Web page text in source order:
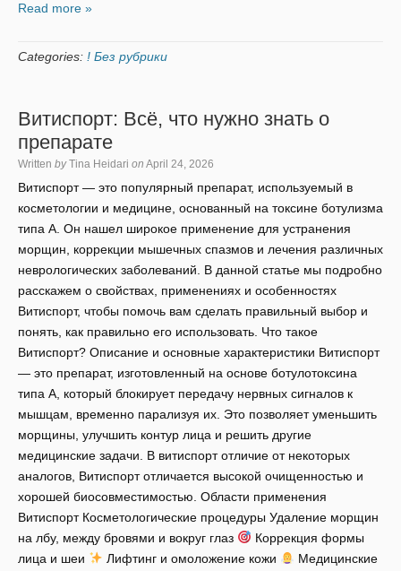
Read more »
Categories: ! Без рубрики
Витиспорт: Всё, что нужно знать о
препарате
Written by Tina Heidari on April 24, 2026
Витиспорт — это популярный препарат, используемый в
косметологии и медицине, основанный на токсине ботулизма
типа А. Он нашел широкое применение для устранения
морщин, коррекции мышечных спазмов и лечения различных
неврологических заболеваний. В данной статье мы подробно
расскажем о свойствах, применениях и особенностях
Витиспорт, чтобы помочь вам сделать правильный выбор и
понять, как правильно его использовать. Что такое
Витиспорт? Описание и основные характеристики Витиспорт
— это препарат, изготовленный на основе ботулотоксина
типа А, который блокирует передачу нервных сигналов к
мышцам, временно парализуя их. Это позволяет уменьшить
морщины, улучшить контур лица и решить другие
медицинские задачи. В витиспорт отличие от некоторых
аналогов, Витиспорт отличается высокой очищенностью и
хорошей биосовместимостью. Области применения
Витиспорт Косметологические процедуры Удаление морщин
на лбу, между бровями и вокруг глаз
Коррекция формы
лица и шеи
Лифтинг и омоложение кожи
Медицинские